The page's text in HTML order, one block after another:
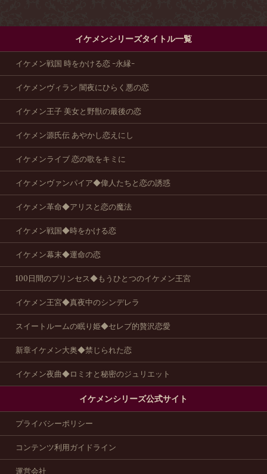
イケメンシリーズタイトル一覧
イケメン戦国 時をかける恋 -永縁-
イケメンヴィラン 闇夜にひらく悪の恋
イケメン王子 美女と野獣の最後の恋
イケメン源氏伝 あやかし恋えにし
イケメンライブ 恋の歌をキミに
イケメンヴァンパイア◆偉人たちと恋の誘惑
イケメン革命◆アリスと恋の魔法
イケメン戦国◆時をかける恋
イケメン幕末◆運命の恋
100日間のプリンセス◆もうひとつのイケメン王宮
イケメン王宮◆真夜中のシンデレラ
スイートルームの眠り姫◆セレブ的贅沢恋愛
新章イケメン大奥◆禁じられた恋
イケメン夜曲◆ロミオと秘密のジュリエット
イケメンシリーズ公式サイト
プライバシーポリシー
コンテンツ利用ガイドライン
運営会社